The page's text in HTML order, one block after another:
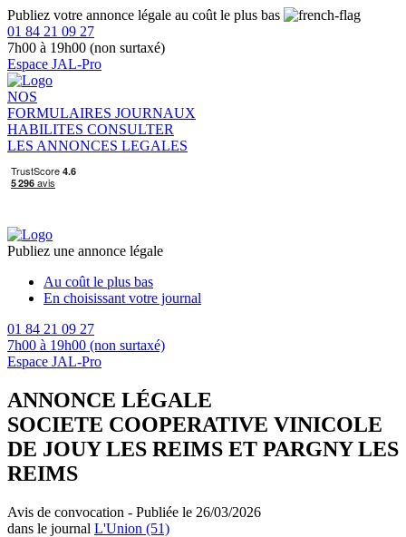
Publiez votre annonce légale au coût le plus bas
01 84 21 09 27
7h00 à 19h00 (non surtaxé)
Espace JAL-Pro
NOS
FORMULAIRES JOURNAUX
HABILITES CONSULTER
LES ANNONCES LEGALES
Publiez une annonce légale
Au coût le plus bas
En choisissant votre journal
01 84 21 09 27
7h00 à 19h00 (non surtaxé)
Espace JAL-Pro
ANNONCE LÉGALE
SOCIETE COOPERATIVE VINICOLE
DE JOUY LES REIMS ET PARGNY LES
REIMS
Avis de convocation - Publiée le 26/03/2026
dans le journal L'Union (51)